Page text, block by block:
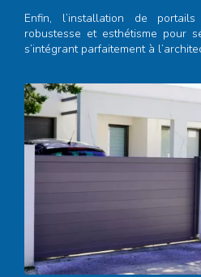
Enfin, l’installation de
robustesse et esthétisme pour
s’intégrant parfaitement à